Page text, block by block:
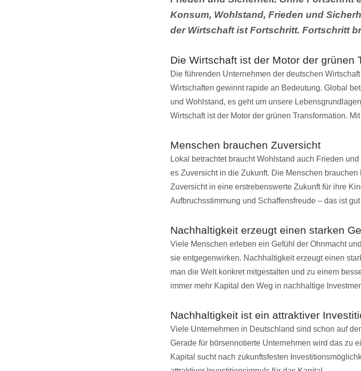
Konsum, Wohlstand, Frieden und
der Wirtschaft ist Fortschritt. Fortschritt
Die Wirtschaft ist der Motor der grünen
Die führenden Unternehmen der deutschen
Wirtschaften gewinnt rapide an Bedeutung. Global
und Wohlstand, es geht um unsere
Wirtschaft ist der Motor der grünen Transformation.
Menschen brauchen Zuversicht
Lokal betrachtet braucht Wohlstand auch Frieden
es Zuversicht in die Zukunft. Die Menschen
Zuversicht in eine erstrebenswerte Zukunft für ihre
Aufbruchsstimmung und Schaffensfreude – das ist
Nachhaltigkeit erzeugt einen starken
Viele Menschen erleben ein Gefühl der Ohnmacht
sie entgegenwirken. Nachhaltigkeit erzeugt einen
man die Welt konkret mitgestalten und zu einem
immer mehr Kapital den Weg in nachhaltige
Nachhaltigkeit ist ein attraktiver
Viele Unternehmen in Deutschland sind schon auf
Gerade für börsennotierte Unternehmen wird das zu
Kapital sucht nach zukunftsfesten